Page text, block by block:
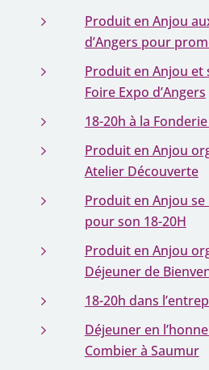
Produit en Anjou
d’Angers pour
Produit en Anjou et
Foire Expo d’Angers
18-20h à la
Produit en Anjou
Atelier Découverte
Produit en Anjou
pour son 18-20H
Produit en Anjou
Déjeuner de
18-20h dans
Déjeuner en
Combier à Saumur